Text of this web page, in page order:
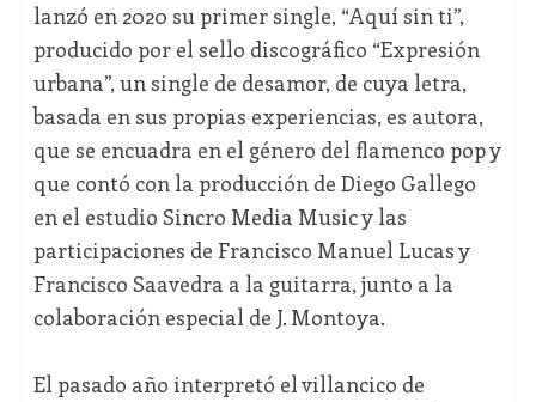
lanzó en 2020 su primer single, “Aquí sin ti”,
producido por el sello discográfico “Expresión
urbana”, un single de desamor, de cuya letra,
basada en sus propias experiencias, es autora,
que se encuadra en el género del flamenco pop y
que contó con la producción de Diego Gallego
en el estudio Sincro Media Music y las
participaciones de Francisco Manuel Lucas y
Francisco Saavedra a la guitarra, junto a la
colaboración especial de J. Montoya.
El pasado año interpretó el villancico de